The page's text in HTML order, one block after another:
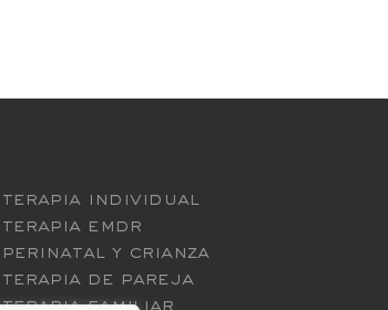
terapia individual
terapia emdr
perinatal y crianza
terapia de pareja
terapia familiar